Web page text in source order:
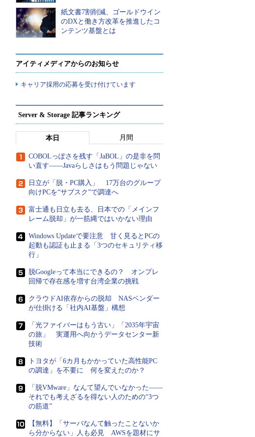
紙文書7割削減、ゴールドウイン
のDXと働き方改革を推進したコ
ンテンツ基盤とは
アイティメディアからのお知らせ
キャリア採用の応募を受け付けています
Server & Storage 記事ランキング
本日 月間
COBOLっぽさを残す「JaBOL」の是非を問
い直す――Javaらしさはもう問題じゃない
日立が「脱・PC購入」 17万台のグループ
向けPCを“サブスク”で調達へ
富士通も日立も去る、日本での「メインフ
レーム脱却」が一筋縄ではいかない理由
Windows Updateで要注意 甘く見るとPCの
起動も認証も止まる「3つのセキュリティ移
行」
脱Googleって本当にできるの？ オンプレ
回帰で存在感を増す台湾企業の挑戦
クラウドAI依存からの脱却 NASベンダー
が仕掛ける「社内AI基盤」構想
「光ファイバーはもう古い」「2035年宇宙
の旅」 実運用へ向かうデータセンター新
技術
トヨタが「6カ月もかかっていた高性能PC
の調達」を不要に 何を変えたのか？
「脱VMware」なんて望んでいなかった――
それでも考えざるを得ない人のための“3つ
の筋道”
【無料】「サーバなんて触ったことないか
ら分からない」人も必見 AWSを題材にサ